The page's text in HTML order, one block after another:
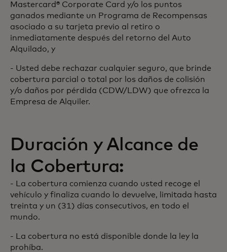
Mastercard® Corporate Card y/o los puntos
ganados mediante un Programa de Recompensas
asociado a su tarjeta previo al retiro o
inmediatamente después del retorno del Auto
Alquilado, y
- Usted debe rechazar cualquier seguro, que brinde
cobertura parcial o total por los daños de colisión
y/o daños por pérdida (CDW/LDW) que ofrezca la
Empresa de Alquiler.
Duración y Alcance de
la Cobertura:
- La cobertura comienza cuando usted recoge el
vehículo y finaliza cuando lo devuelve, limitada hasta
treinta y un (31) días consecutivos, en todo el
mundo.
- La cobertura no está disponible donde la ley la
prohíba.